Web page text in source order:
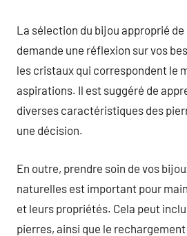
La sélection du bijou approprié
demande une réflexion sur vos
les cristaux qui correspondent le
aspirations. Il est suggéré de
diverses caractéristiques des
une décision.
En outre, prendre soin de vos
naturelles est important pour
et leurs propriétés. Cela peut
pierres, ainsi que le